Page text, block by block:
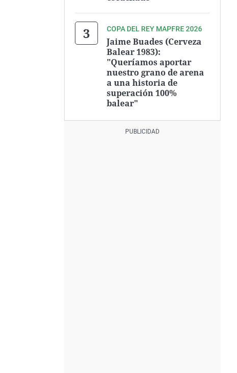
COPA DEL REY MAPFRE 2026
Jaime Buades (Cerveza
Balear 1983):
"Queríamos aportar
nuestro grano de arena
a una historia de
superación 100%
balear"